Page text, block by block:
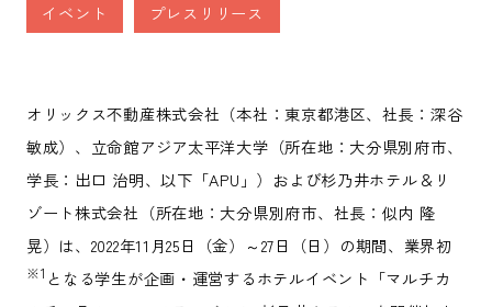
イベント プレスリリース
オリックス不動産株式会社（本社：東京都港区、社長：深谷
敏成）、立命館アジア太平洋大学（所在地：大分県別府市、
学長：出口 治明、以下「APU」）および杉乃井ホテル＆リ
ゾート株式会社（所在地：大分県別府市、社長：似内 隆
晃）は、2022年11月25日（金）～27日（日）の期間、業界初
※1 となる学生が企画・運営するホテルイベント「マルチカ